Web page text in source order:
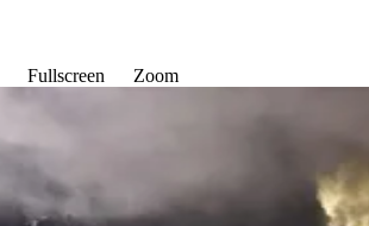
Fullscreen Zoom